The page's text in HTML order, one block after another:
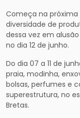
Começa na
diversidade de
dessa vez em
no dia 12 de junho.
Do dia 07 a 11 de
praia, modinha,
bolsas, perfumes e
superestrutura, no
Bretas.